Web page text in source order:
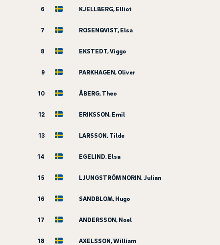
6 KJELLBERG, Elliot
7 ROSENQVIST, Elsa
8 EKSTEDT, Viggo
9 PARKHAGEN, Oliver
10 ÅBERG, Theo
12 ERIKSSON, Emil
13 LARSSON, Tilde
14 EGELIND, Elsa
15 LJUNGSTRÖM NORIN, Julian
16 SANDBLOM, Hugo
17 ANDERSSON, Noel
18 AXELSSON, William